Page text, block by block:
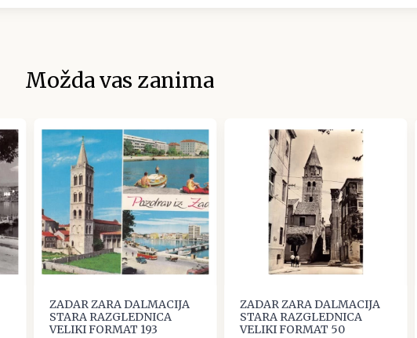
Možda vas zanima
ZADAR ZARA DALMACIJA
STARA RAZGLEDNICA
VELIKI FORMAT 193
ZADAR ZARA DALMACIJA
STARA RAZGLEDNICA
VELIKI FORMAT 50